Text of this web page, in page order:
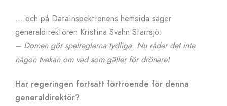
….och på Datainspektionens hemsida säger
generaldirektören Kristina Svahn Starrsjö:
– Domen gör spelreglerna tydliga. Nu råder det inte
någon tvekan om vad som gäller för drönare!
Har regeringen fortsatt förtroende för denna
generaldirektör?